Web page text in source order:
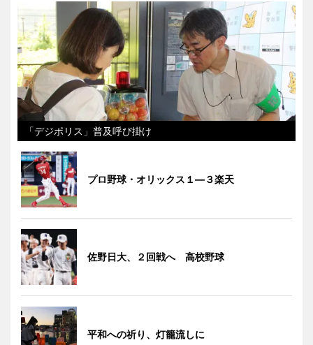
「デジポリス」普及呼び掛け
プロ野球・オリックス１―３楽天
佐野日大、２回戦へ 高校野球
平和への祈り、灯籠流しに